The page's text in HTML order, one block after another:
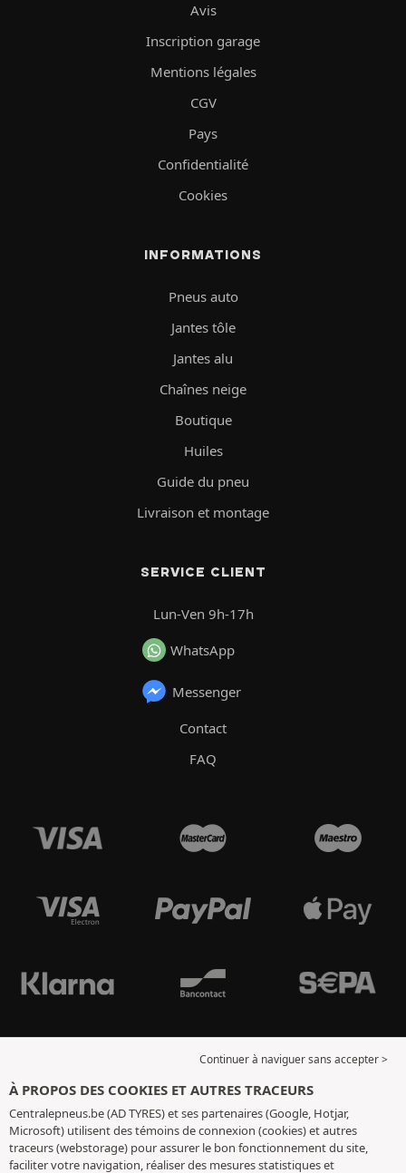
Avis
Inscription garage
Mentions légales
CGV
Pays
Confidentialité
Cookies
INFORMATIONS
Pneus auto
Jantes tôle
Jantes alu
Chaînes neige
Boutique
Huiles
Guide du pneu
Livraison et montage
SERVICE CLIENT
Lun-Ven 9h-17h
WhatsApp
Messenger
Contact
FAQ
Continuer à naviguer sans accepter >
À PROPOS DES COOKIES ET AUTRES TRACEURS
Centralepneus.be (AD TYRES) et ses partenaires (Google, Hotjar,
Microsoft) utilisent des témoins de connexion (cookies) et autres
traceurs (webstorage) pour assurer le bon fonctionnement du site,
faciliter votre navigation, réaliser des mesures statistiques et